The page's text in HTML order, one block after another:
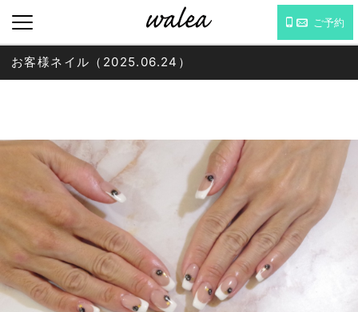
ご予約
お客様ネイル（2025.06.24）